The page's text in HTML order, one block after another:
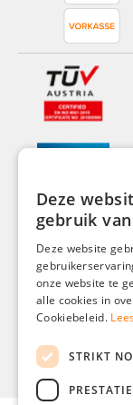
Legal notice
© 2026
Deze
gebruik
Deze website
onze website te
alle cookies in
Cookiebeleid.
STRIKT
PRESTATIE